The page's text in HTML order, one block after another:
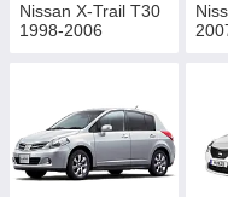
Nissan X-Trail T30
1998-2006